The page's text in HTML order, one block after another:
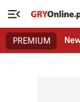

PREMIUM